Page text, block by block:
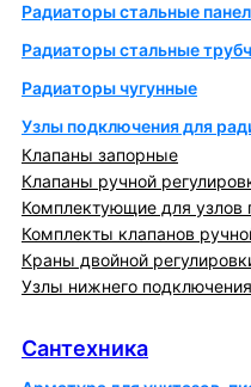
Радиаторы стальные
Радиаторы стальные
Радиаторы чугунные
Узлы подключения для
Клапаны запорные
Клапаны ручной
Комплектующие для узлов
Комплекты клапанов
Краны двойной
Узлы нижнего подключения
Сантехника